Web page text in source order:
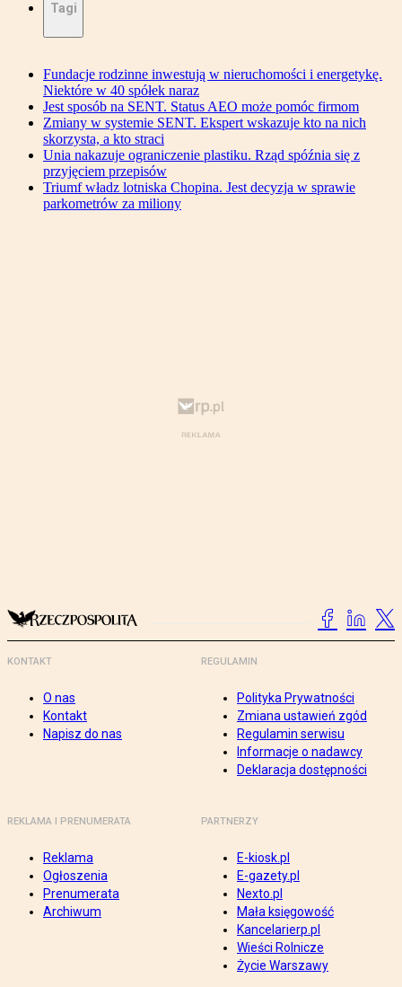
Tagi
Fundacje rodzinne inwestują w nieruchomości i energetykę.
Niektóre w 40 spółek naraz
Jest sposób na SENT. Status AEO może pomóc firmom
Zmiany w systemie SENT. Ekspert wskazuje kto na nich
skorzysta, a kto straci
Unia nakazuje ograniczenie plastiku. Rząd spóźnia się z
przyjęciem przepisów
Triumf władz lotniska Chopina. Jest decyzja w sprawie
parkometrów za miliony
KONTAKT
O nas
Kontakt
Napisz do nas
REGULAMIN
Polityka Prywatności
Zmiana ustawień zgód
Regulamin serwisu
Informacje o nadawcy
Deklaracja dostępności
REKLAMA I PRENUMERATA
Reklama
Ogłoszenia
Prenumerata
Archiwum
PARTNERZY
E-kiosk.pl
E-gazety.pl
Nexto.pl
Mała księgowość
Kancelarierp.pl
Wieści Rolnicze
Życie Warszawy